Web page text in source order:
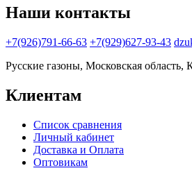
Наши контакты
+7(926)791-66-63 +7(929)627-93-43
Русские газоны, Московская область,
Клиентам
Список сравнения
Личный кабинет
Доставка и Оплата
Оптовикам